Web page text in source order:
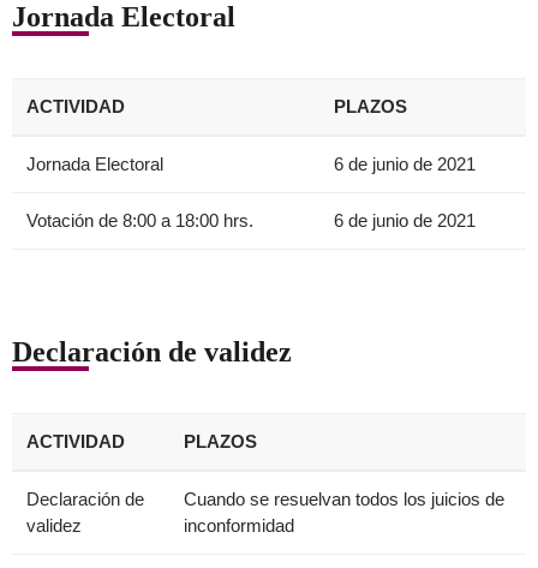
Jornada Electoral
ACTIVIDAD PLAZOS
Jornada Electoral 6 de junio de 2021
Votación de 8:00 a 18:00 hrs. 6 de junio de 2021
Declaración de validez
ACTIVIDAD PLAZOS
Declaración de
validez
Cuando se resuelvan todos los juicios de
inconformidad